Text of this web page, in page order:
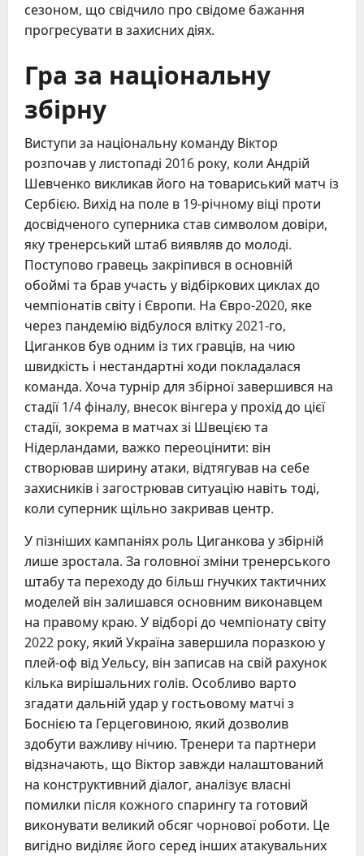
сезоном, що свідчило про свідоме бажання
прогресувати в захисних діях.
Гра за національну
збірну
Виступи за національну команду Віктор
розпочав у листопаді 2016 року, коли Андрій
Шевченко викликав його на товариський матч із
Сербією. Вихід на поле в 19-річному віці проти
досвідченого суперника став символом довіри,
яку тренерський штаб виявляв до молоді.
Поступово гравець закріпився в основній
обоймі та брав участь у відбіркових циклах до
чемпіонатів світу і Європи. На Євро-2020, яке
через пандемію відбулося влітку 2021-го,
Циганков був одним із тих гравців, на чию
швидкість і нестандартні ходи покладалася
команда. Хоча турнір для збірної завершився на
стадії 1/4 фіналу, внесок вінгера у прохід до цієї
стадії, зокрема в матчах зі Швецією та
Нідерландами, важко переоцінити: він
створював ширину атаки, відтягував на себе
захисників і загострював ситуацію навіть тоді,
коли суперник щільно закривав центр.
У пізніших кампаніях роль Циганкова у збірній
лише зростала. За головної зміни тренерського
штабу та переходу до більш гнучких тактичних
моделей він залишався основним виконавцем
на правому краю. У відборі до чемпіонату світу
2022 року, який Україна завершила поразкою у
плей-оф від Уельсу, він записав на свій рахунок
кілька вирішальних голів. Особливо варто
згадати дальній удар у гостьовому матчі з
Боснією та Герцеговиною, який дозволив
здобути важливу нічию. Тренери та партнери
відзначають, що Віктор завжди налаштований
на конструктивний діалог, аналізує власні
помилки після кожного спарингу та готовий
виконувати великий обсяг чорнової роботи. Це
вигідно виділяє його серед інших атакувальних